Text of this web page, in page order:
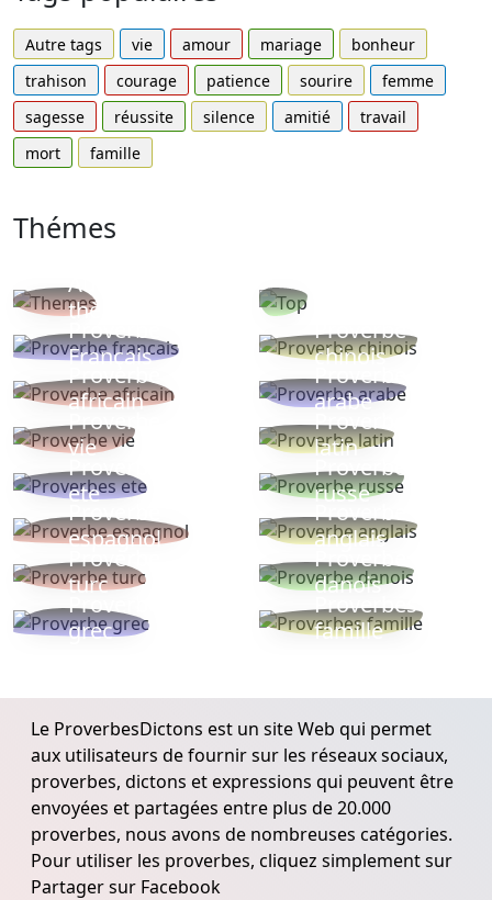
Autre tags vie amour mariage
bonheur
trahison
courage patience sourire
femme
sagesse
réussite silence amitié
travail
mort
famille
Thémes
Autres
thèmes
Proverbe
Français
Proverbe
chinois
Proverbe
africain
Proverbe
arabe
Proverbe
vie
Proverbe
latin
Proverbes
ete
Proverbe
russe
Proverbe
espagnol
Proverbe
anglais
Proverbe
turc
Proverbe
danois
Proverbe
grec
Proverbes
famille
Le ProverbesDictons est un site Web qui permet
aux utilisateurs de fournir sur les réseaux sociaux,
proverbes, dictons et expressions qui peuvent être
envoyées et partagées entre plus de 20.000
proverbes, nous avons de nombreuses catégories.
Pour utiliser les proverbes, cliquez simplement sur
Partager sur Facebook